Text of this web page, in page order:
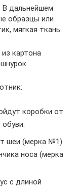
В дальнейшем
образцы или
мягкая ткань.
картона
коробки от
шеи (мерка №1)
носа (мерка
с длиной